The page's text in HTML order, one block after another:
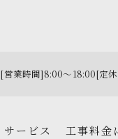
[営業時間]8:00～18:00[定
サービス 工事料金